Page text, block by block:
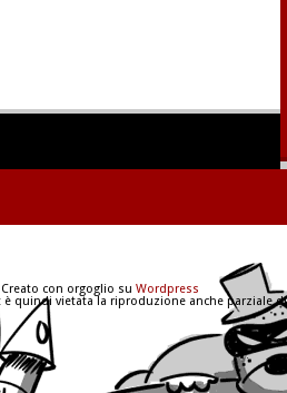
con orgoglio su Wordpress
quindi vietata la riproduzione anche parziale